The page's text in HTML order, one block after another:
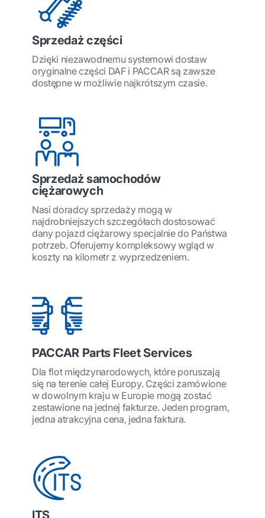
Sprzedaż części
Dzięki niezawodnemu systemowi dostaw
oryginalne części DAF i PACCAR są zawsze
dostępne w możliwie najkrótszym czasie.
Sprzedaż samochodów
ciężarowych
Nasi doradcy sprzedaży mogą w
najdrobniejszych szczegółach dostosować
dany pojazd ciężarowy specjalnie do Państwa
potrzeb. Oferujemy kompleksowy wgląd w
koszty na kilometr z wyprzedzeniem.
PACCAR Parts Fleet Services
Dla flot międzynarodowych, które poruszają
się na terenie całej Europy. Części zamówione
w dowolnym kraju w Europie mogą zostać
zestawione na jednej fakturze. Jeden program,
jedna atrakcyjna cena, jedna faktura.
ITS